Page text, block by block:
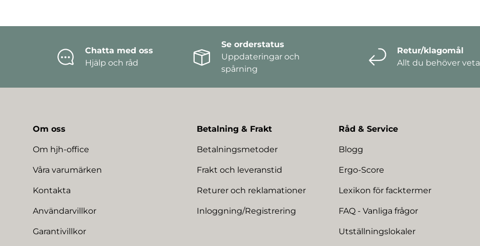
Chatta med oss
Hjälp och råd
Se orderstatus
Uppdateringar och
spårning
Retur/klagomål
Allt du behöver veta
Om oss
Om hjh-office
Våra varumärken
Kontakta
Användarvillkor
Garantivillkor
Betalning & Frakt
Betalningsmetoder
Frakt och leveranstid
Returer och reklamationer
Inloggning/Registrering
Råd & Service
Blogg
Ergo-Score
Lexikon för facktermer
FAQ - Vanliga frågor
Utställningslokaler